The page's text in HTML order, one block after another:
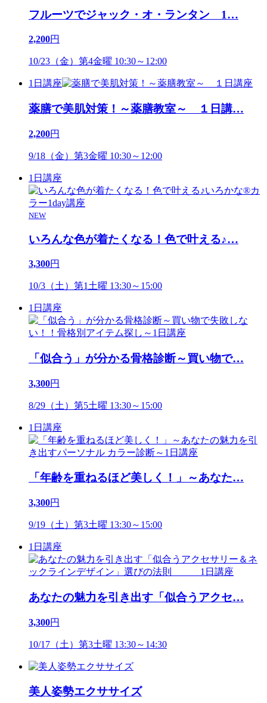
フルーツでジャック・オ・ランタン 1…
2,200円
10/23（金）第4金曜 10:30～12:00
1日講座
薬膳で美肌対策！～薬膳教室～ １日講…
2,200円
9/18（金）第3金曜 10:30～12:00
1日講座
NEW
いろんな色が着たくなる！色で叶える♪…
3,300円
10/3（土）第1土曜 13:30～15:00
1日講座
「似合う」が分かる骨格診断～買い物で…
3,300円
8/29（土）第5土曜 13:30～15:00
1日講座
「年齢を重ねるほど美しく！」～あなた…
3,300円
9/19（土）第3土曜 13:30～15:00
1日講座
あなたの魅力を引き出す「似合うアクセ…
3,300円
10/17（土）第3土曜 13:30～14:30
美人姿勢エクササイズ